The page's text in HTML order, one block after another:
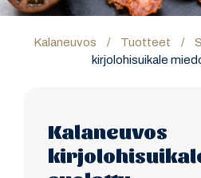
Kalaneuvos / Tuotteet /
kirjolohisuikale
Kalaneuvos